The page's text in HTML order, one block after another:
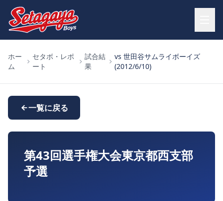
ホー
ム
セタボ・レポ
ート
試合結
果
vs 世田谷サムライボーイズ
(2012/6/10)
一覧に戻る
第43回選手権大会東京都西支部
予選